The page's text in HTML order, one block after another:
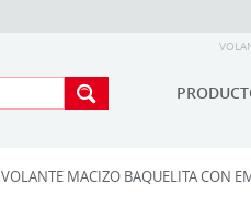
MACIZO BAQUELITA CON